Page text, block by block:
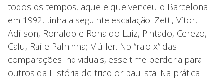
todos os tempos, aquele que venceu o Barcelona
em 1992, tinha a seguinte escalação: Zetti, Vítor,
Adílson, Ronaldo e Ronaldo Luiz, Pintado, Cerezo,
Cafu, Raí e Palhinha; Müller. No “raio x” das
comparações individuais, esse time perderia para
outros da História do tricolor paulista. Na prática